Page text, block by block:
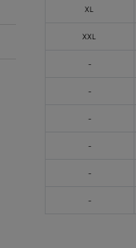
XL
XXL
-
-
-
-
-
-